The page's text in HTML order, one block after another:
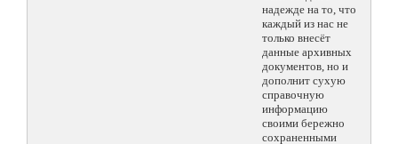
надежде на то, что
каждый из нас не
только внесёт
данные архивных
документов, но и
дополнит сухую
справочную
информацию
своими бережно
сохраненными